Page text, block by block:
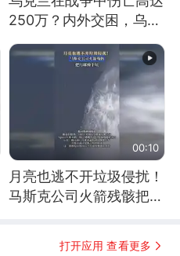
250万？内外交困，乌克
00:10
月亮也逃不开垃圾侵扰！
马斯克公司火箭残骸把月
打开应用 查看更多